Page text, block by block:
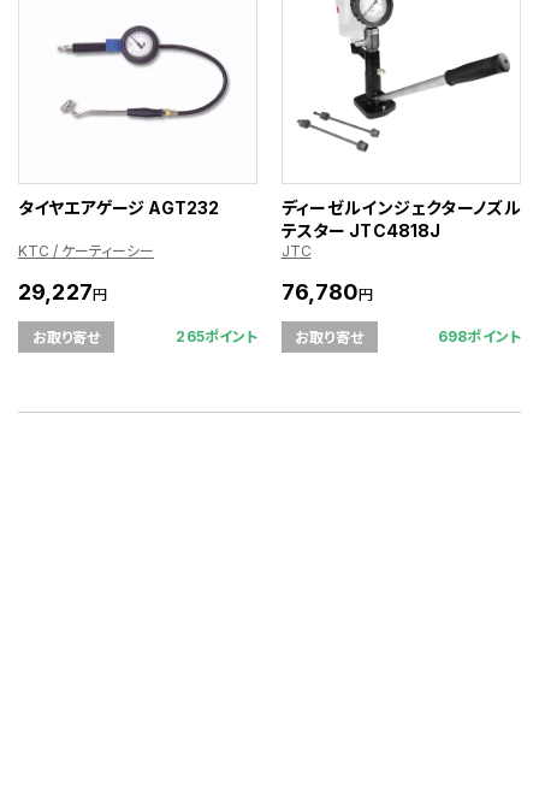
タイヤエアゲージ AGT232
KTC / ケーティーシー
29,227円
お取り寄せ 265ポイント
ディーゼルインジェクターノズル
テスター JTC4818J
JTC
76,780円
お取り寄せ 698ポイント